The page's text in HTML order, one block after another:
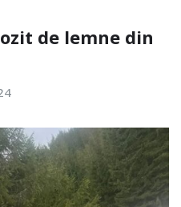
de lemne din